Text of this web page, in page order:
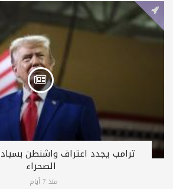
ترامب يجدد اعتراف واشنطن
الصحراء
منذ 7 أيام